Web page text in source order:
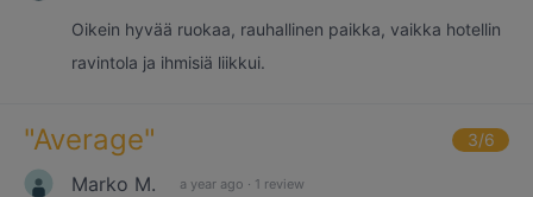
Oikein hyvää ruokaa, rauhallinen paikka, vaikka hotellin
ravintola ja ihmisiä liikkui.
"Average" 3/6
Marko M. a year ago · 1 review